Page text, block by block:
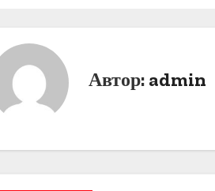
Автор: admin